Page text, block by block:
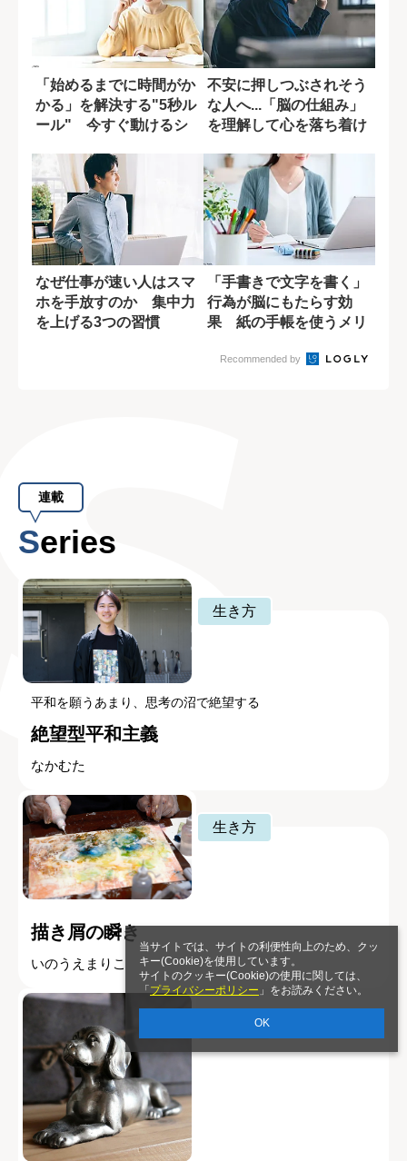
当サイトでは、サイトの利便性向上のため、クッ
キー(Cookie)を使用しています。
サイトのクッキー(Cookie)の使用に関しては、
「プライバシーポリシー 」をお読みください。
OK
「始めるまでに時間がか
かる」を解決する"5秒ル
ール" 今すぐ動けるシ
不安に押しつぶされそう
な人へ...「脳の仕組み」
を理解して心を落ち着け
なぜ仕事が速い人はスマ
ホを手放すのか 集中力
を上げる3つの習慣
「手書きで文字を書く」
行為が脳にもたらす効
果 紙の手帳を使うメリ
Recommended by
連載
Series
生き方
平和を願うあまり、思考の沼で絶望する
絶望型平和主義
なかむた
生き方
描き屑の瞬き
いのうえまりこ
生き方